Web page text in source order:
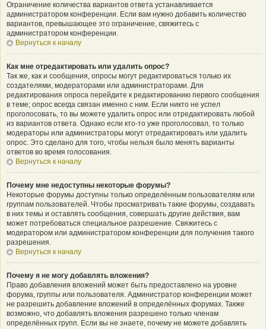
Ограничение количества вариантов ответа устанавливается
администратором конференции. Если вам нужно добавить количество
вариантов, превышающее это ограничение, свяжитесь с
администратором конференции.
Вернуться к началу
Как мне отредактировать или удалить опрос?
Так же, как и сообщения, опросы могут редактироваться только их
создателями, модераторами или администраторами. Для
редактирования опроса перейдите к редактированию первого сообщения
в теме; опрос всегда связан именно с ним. Если никто не успел
проголосовать, то вы можете удалить опрос или отредактировать любой
из вариантов ответа. Однако если кто-то уже проголосовал, то только
модераторы или администраторы могут отредактировать или удалить
опрос. Это сделано для того, чтобы нельзя было менять варианты
ответов во время голосования.
Вернуться к началу
Почему мне недоступны некоторые форумы?
Некоторые форумы доступны только определённым пользователям или
группам пользователей. Чтобы просматривать такие форумы, создавать
в них темы и оставлять сообщения, совершать другие действия, вам
может потребоваться специальное разрешение. Свяжитесь с
модератором или администратором конференции для получения такого
разрешения.
Вернуться к началу
Почему я не могу добавлять вложения?
Право добавления вложений может быть предоставлено на уровне
форума, группы или пользователя. Администратор конференции может
не разрешить добавление вложений в определённых форумах. Также
возможно, что добавлять вложения разрешено только членам
определённых групп. Если вы не знаете, почему не можете добавлять